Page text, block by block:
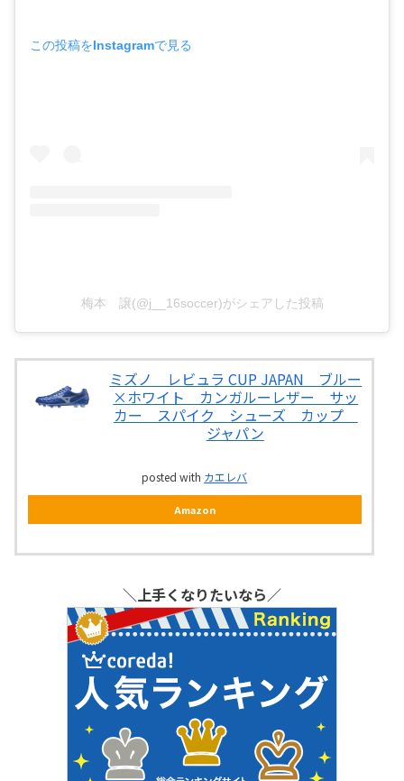
この投稿をInstagramで見る
梅本 譲(@j__16soccer)がシェアした投稿
ミズノ レビュラ CUP JAPAN ブルー
×ホワイト カンガルーレザー サッ
カー スパイク シューズ カップ
ジャパン
posted with カエレバ
Amazon
＼上手くなりたいなら／